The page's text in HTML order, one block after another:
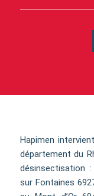
Hapimen
département du
désinsectisation :
sur Fontaines